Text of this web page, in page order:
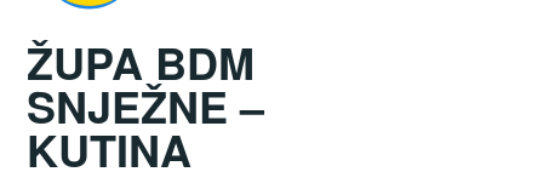
ŽUPA BDM
SNJEŽNE –
KUTINA